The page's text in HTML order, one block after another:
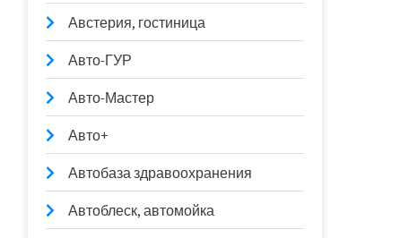
Австерия, гостиница
Авто-ГУР
Авто-Мастер
Авто+
Автобаза здравоохранения
Автоблеск, автомойка